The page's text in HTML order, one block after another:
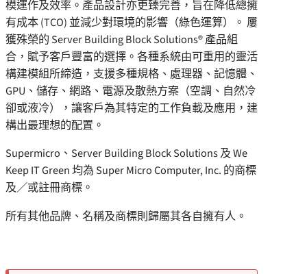
模運作及效率。產品設計亦更臻完善，旨在降低總擁
有成本 (TCO) 並減少對環境的影響（綠色運算）。 屢
獲殊榮的 Server Building Block Solutions® 產品組
合，賦予客戶豐富的選擇。各種系統由可重用的靈活
構建模組所締造，支援多種規格、處理器、記憶體、
GPU、儲存、網路、電源及散熱方案（空調、自然冷
卻或液冷），讓客戶為其特定的工作負載及應用，建
構出最理想的配置。
Supermicro、Server Building Block Solutions 及 We
Keep IT Green 均為 Super Micro Computer, Inc. 的商標
及／或註冊商標。
所有其他品牌、名稱及商標則歸屬其各自擁有人。